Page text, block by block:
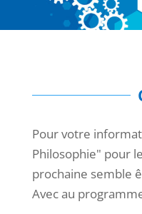
Pour votre
Philosophie" pour
prochaine semble
Avec au